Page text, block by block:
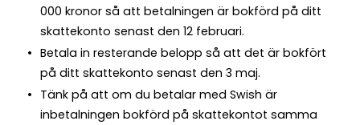
000 kronor så att betalningen är bokförd på ditt
skattekonto senast den 12 februari.
Betala in resterande belopp så att det är bokfört
på ditt skattekonto senast den 3 maj.
Tänk på att om du betalar med Swish är
inbetalningen bokförd på skattekontot samma